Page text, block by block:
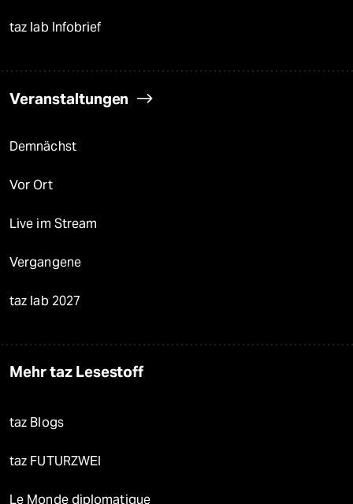
taz lab Infobrief
Veranstaltungen
Demnächst
Vor Ort
Live im Stream
Vergangene
taz lab 2027
Mehr taz Lesestoff
taz Blogs
taz FUTURZWEI
Le Monde diplomatique